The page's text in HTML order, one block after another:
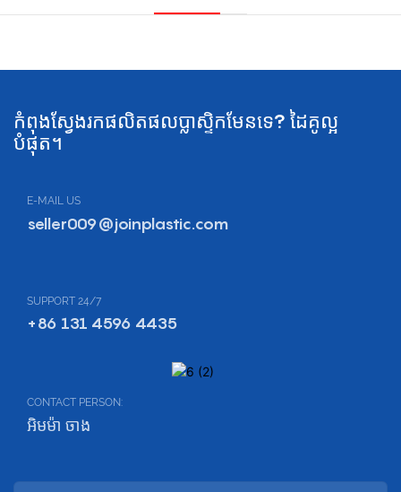
កំពុងស្វែងរកផលិតផលប្លាស្ទិកមែនទេ? ដៃគូល្អ
បំផុត។
E-MAIL US
seller009@joinplastic.com
SUPPORT 24/7
+86 131 4596 4435
CONTACT PERSON:
អិមម៉ា ចាង